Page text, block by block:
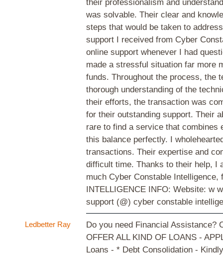
their professionalism and
was solvable. Their clear and
steps that would be taken to
support I received from Cyber
online support whenever I had
made a stressful situation far more
funds. Throughout the process, the
thorough understanding of the
their efforts, the transaction was
for their outstanding support. Their
rare to find a service that
this balance perfectly. I
transactions. Their expertise and
difficult time. Thanks to their help, I
much Cyber Constable
INTELLIGENCE INFO: Website: w
support (@) cyber constable
Ledbetter Ray
Do you need Financial Assistance?
OFFER ALL KIND OF LOANS -
Loans - * Debt Consolidation -